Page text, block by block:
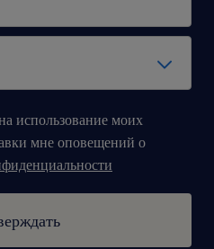
использование моих
мне оповещений о